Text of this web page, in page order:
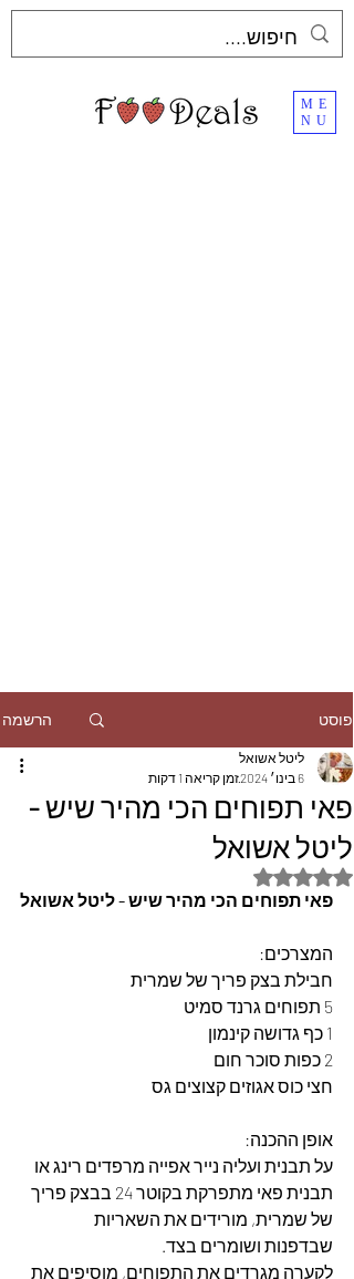
ME
NU
פוסט הרשמה
פאי תפוחים הכי מהיר שיש -
ליטל אשואל
ליטל אשואל
6 בינו׳ 2024
זמן קריאה 1 דקות
דירוג של NaN מתוך 5 כוכבים
פאי תפוחים הכי מהיר שיש - ליטל אשואל
המצרכים:
חבילת בצק פריך של שמרית
5 תפוחים גרנד סמיט
1 כף גדושה קינמון
2 כפות סוכר חום
חצי כוס אגוזים קצוצים גס
אופן ההכנה:
על תבנית ועליה נייר אפייה מרפדים רינג או
תבנית פאי מתפרקת בקוטר 24 בבצק פריך
של שמרית, מורידים את השאריות
שבדפנות ושומרים בצד.
לקערה מגרדים את התפוחים, מוסיפים את